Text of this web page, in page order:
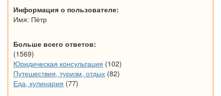
Информация о пользователе:
Имя: Пётр
Больше всего ответов:
(1569)
Юридическая консультация (102)
Путешествия, туризм, отдых (82)
Еда, кулинария (77)